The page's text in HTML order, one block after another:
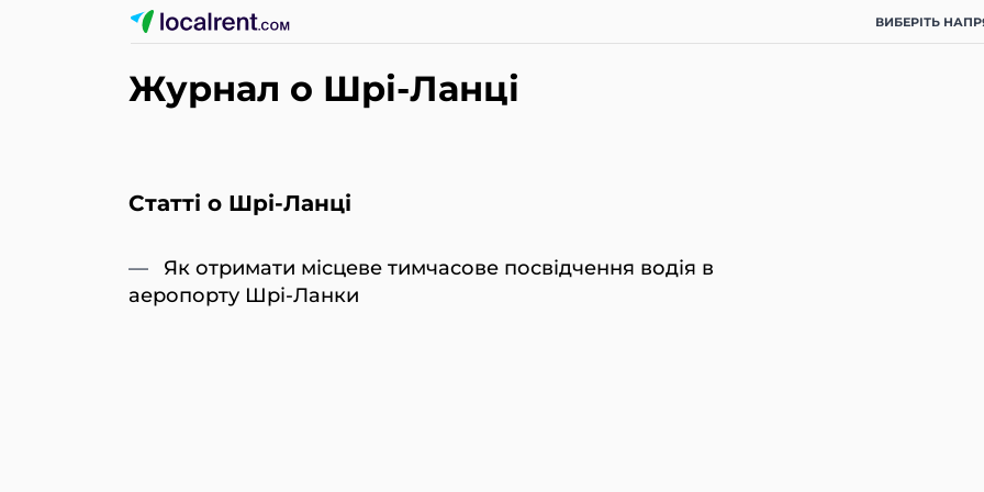
ВИБЕРІТЬ
Журнал о Шрі-Ланці
Статті о Шрі-Ланці
Як отримати місцеве тимчасове посвідчення водія в
аеропорту Шрі-Ланки